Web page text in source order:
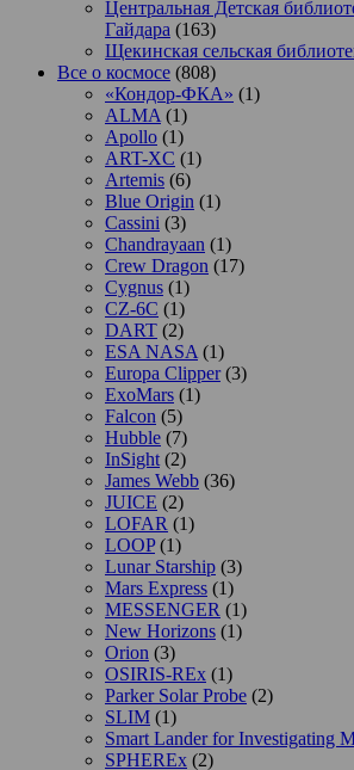
Центральная Детская
Гайдара (163)
Щекинская сельская
Все о космосе (808)
«Кондор-ФКА» (1)
ALMA (1)
Apollo (1)
ART-XC (1)
Artemis (6)
Blue Origin (1)
Cassini (3)
Chandrayaan (1)
Crew Dragon (17)
Cygnus (1)
CZ-6C (1)
DART (2)
ESA NASA (1)
Europa Clipper(3)
ExoMars (1)
Falcon (5)
Hubble (7)
InSight (2)
James Webb (36)
JUICE (2)
LOFAR (1)
LOOP(1)
Lunar Starship (3)
Mars Express (1)
MESSENGER (1)
New Horizons (1)
Orion (3)
OSIRIS-REx (1)
Parker Solar Probe (2)
SLIM (1)
Smart Lander for Investigating
SPHEREx (2)